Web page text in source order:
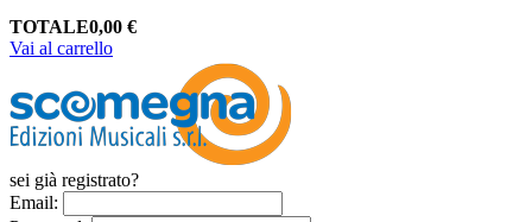
TOTALE0,00 €
Vai al carrello
sei già registrato?
Email: